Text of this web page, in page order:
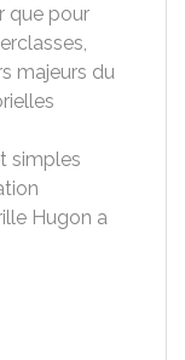
que pour
majeurs du
simples
Hugon a